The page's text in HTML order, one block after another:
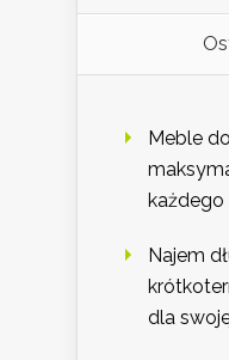
Meble
Najem
dla